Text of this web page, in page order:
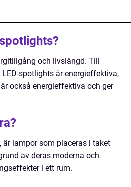
och livslängd. Till
spotlights är energieffektiva,
också energieffektiva och ger
lampor som placeras i taket
av deras moderna och
i ett rum.